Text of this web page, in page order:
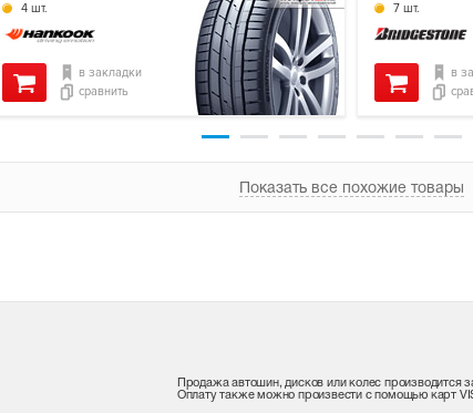
4 шт.
в закладки
сравнить
7 шт.
в
Показать все похожие товары
Продажа автошин, дисков или колес производится
Оплату также можно произвести с помощью карт